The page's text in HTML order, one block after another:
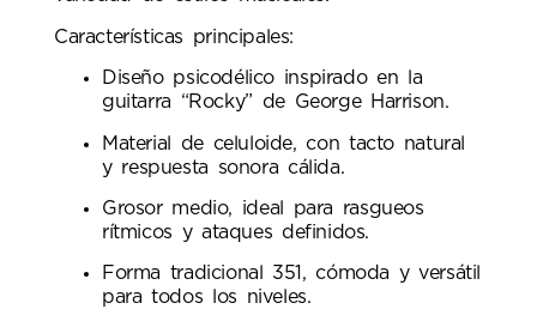
Características principales:
Diseño psicodélico inspirado en la
guitarra “Rocky” de George Harrison.
Material de celuloide, con tacto natural
y respuesta sonora cálida.
Grosor medio, ideal para rasgueos
rítmicos y ataques definidos.
Forma tradicional 351, cómoda y versátil
para todos los niveles.